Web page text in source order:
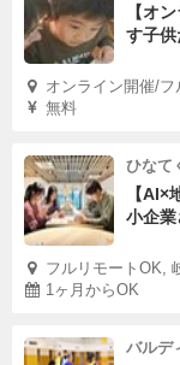
【オ
す子
オンライン開催/
無料
ひなて
【
小企業
フルリモートOK,
1ヶ月からOK
バルデ